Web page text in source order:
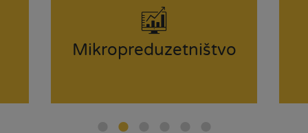
Mikropreduzetništvo